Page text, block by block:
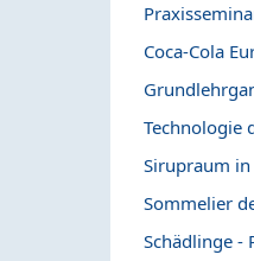
Coca-Cola
Technologie
Sirupraum
Sommelier
Schädlinge -